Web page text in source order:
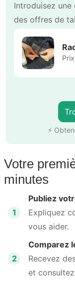
Introduisez
des offres de
⚡
Votre
minutes
1
Publiez
Expliquez
vous aider.
2
Comparez
Recevez
et